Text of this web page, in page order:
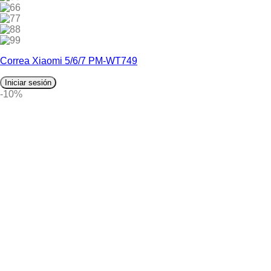
6
7
8
9
Correa Xiaomi 5/6/7 PM-WT749
Iniciar sesión
-10%